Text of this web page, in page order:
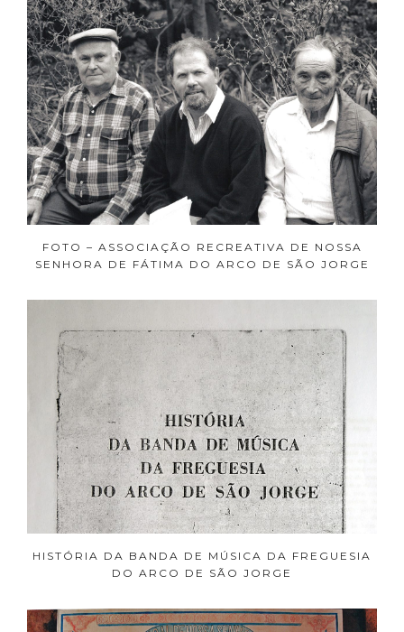
FOTO – ASSOCIAÇÃO RECREATIVA DE NOSSA
SENHORA DE FÁTIMA DO ARCO DE SÃO JORGE
HISTÓRIA DA BANDA DE MÚSICA DA FREGUESIA
DO ARCO DE SÃO JORGE